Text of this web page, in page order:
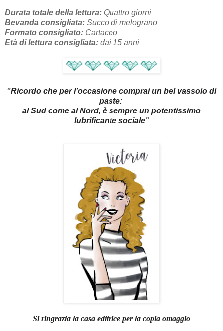
Durata totale della lettura: Quattro giorni
Bevanda consigliata: Succo di melograno
Formato consigliato: Cartaceo
Età di lettura consigliata: dai 15 anni
"Ricordo che per l’occasione comprai un bel vassoio di
paste:
al Sud come al Nord, è sempre un potentissimo
lubrificante sociale"
Si ringrazia la casa editrice per la copia omaggio